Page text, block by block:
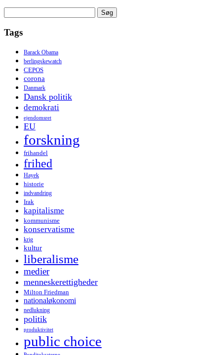
efter:
Tags
Barack Obama
berlingskewatch
CEPOS
corona
Danmark
Dansk politik
demokrati
ejendomsret
EU
forskning
frihandel
frihed
Hayek
historie
indvandring
Irak
kapitalisme
kommunisme
konservatisme
krig
kultur
liberalisme
medier
menneskerettigheder
Milton Friedman
nationaløkonomi
nedlukning
politik
produktivitet
public choice